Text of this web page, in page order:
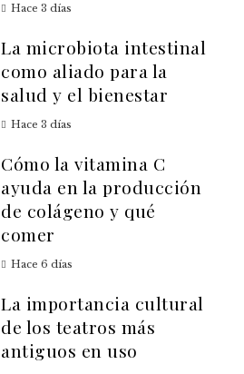
Hace 3 días
La microbiota intestinal
como aliado para la
salud y el bienestar
Hace 3 días
Cómo la vitamina C
ayuda en la producción
de colágeno y qué
comer
Hace 6 días
La importancia cultural
de los teatros más
antiguos en uso